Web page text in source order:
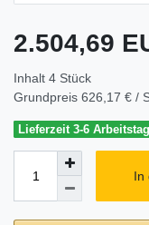
2.504,69
Inhalt 4 Stück
Grundpreis 626,17 € /
Lieferzeit 3-6
In